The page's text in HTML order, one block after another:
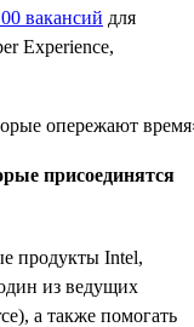
вакансий для
Experience,
присоединятся
продукты Intel,
из ведущих
а также помогать